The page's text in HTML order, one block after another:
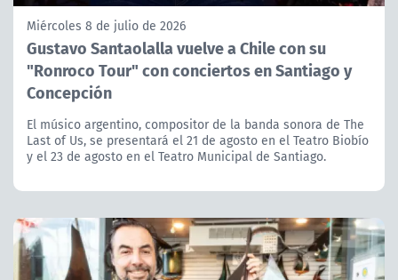
Miércoles 8 de julio de 2026
Gustavo Santaolalla vuelve a Chile con su
"Ronroco Tour" con conciertos en Santiago y
Concepción
El músico argentino, compositor de la banda sonora de The
Last of Us, se presentará el 21 de agosto en el Teatro Biobío
y el 23 de agosto en el Teatro Municipal de Santiago.